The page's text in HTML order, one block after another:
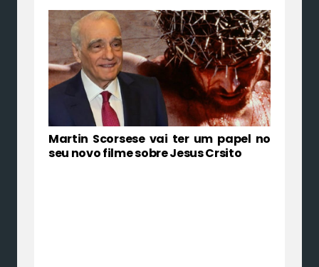
Martin Scorsese vai ter um papel no
seu novo filme sobre Jesus Crsito